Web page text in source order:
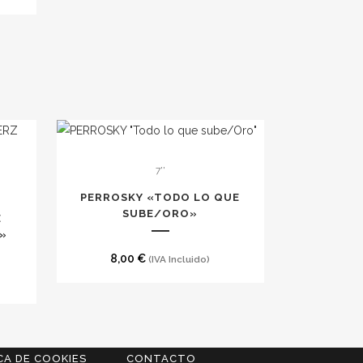
7''
PERROSKY «TODO LO QUE
SUBE​/​ORO»
8,00 € (IVA Incluido)
DE COOKIES CONTACTO